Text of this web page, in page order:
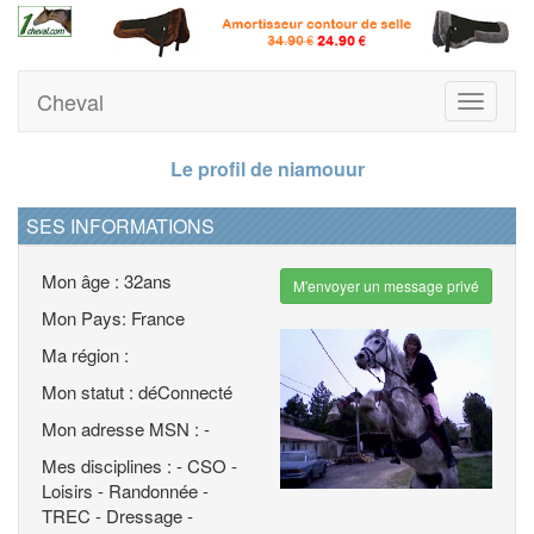
Toggle
Cheval
Le profil de niamouur
SES INFORMATIONS
Mon âge : 32ans
Mon Pays: France
Ma région :
Mon statut : déConnecté
Mon adresse MSN : -
Mes disciplines : - CSO -
Loisirs - Randonnée -
TREC - Dressage -
M'envoyer un message privé